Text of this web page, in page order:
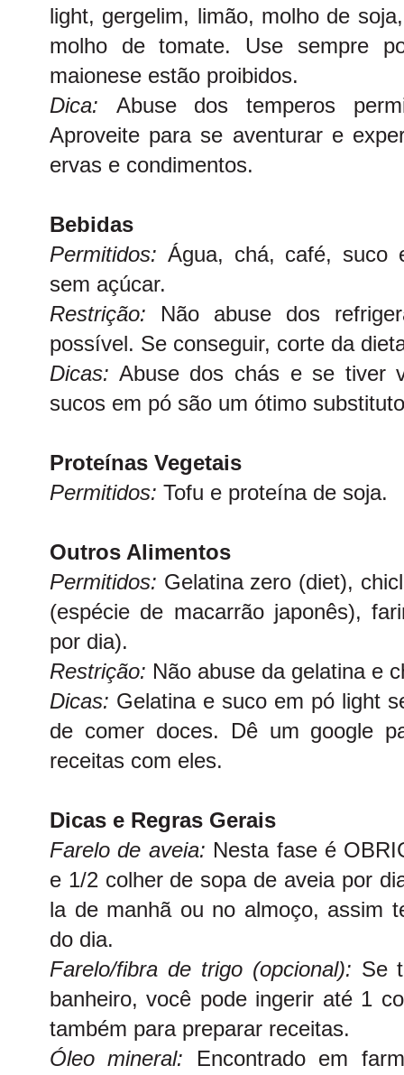
light, gergelim, limão, molho de
molho de tomate. Use sempre
maionese estão proibidos.
Dica: Abuse dos temperos
Aproveite para se aventurar e
ervas e condimentos.
Bebidas
Permitidos: Água, chá, café, suco
sem açúcar.
Restrição: Não abuse dos
possível. Se conseguir, corte da
Dicas: Abuse dos chás e se tiver
sucos em pó são um ótimo
Proteínas Vegetais
Permitidos: Tofu e proteína de soja.
Outros Alimentos
Permitidos: Gelatina zero (diet),
(espécie de macarrão japonês),
por dia).
Restrição: Não abuse da gelatina e
Dicas: Gelatina e suco em pó light
de comer doces. Dê um google
receitas com eles.
Dicas e Regras Gerais
Farelo de aveia: Nesta fase é
e 1/2 colher de sopa de aveia por
la de manhã ou no almoço, assim
do dia.
Farelo/fibra de trigo (opcional): Se
banheiro, você pode ingerir até 1
também para preparar receitas.
Óleo mineral: Encontrado em